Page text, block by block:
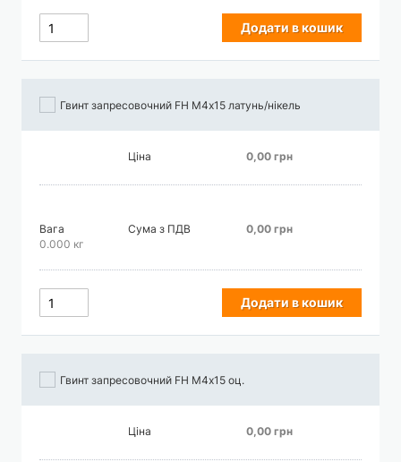
Додати в кошик
Гвинт запресовочний FH М4х15 латунь/нікель
Ціна 0,00 грн
Вага
0.000 кг
Сума з ПДВ 0,00 грн
Додати в кошик
Гвинт запресовочний FH М4х15 оц.
Ціна 0,00 грн